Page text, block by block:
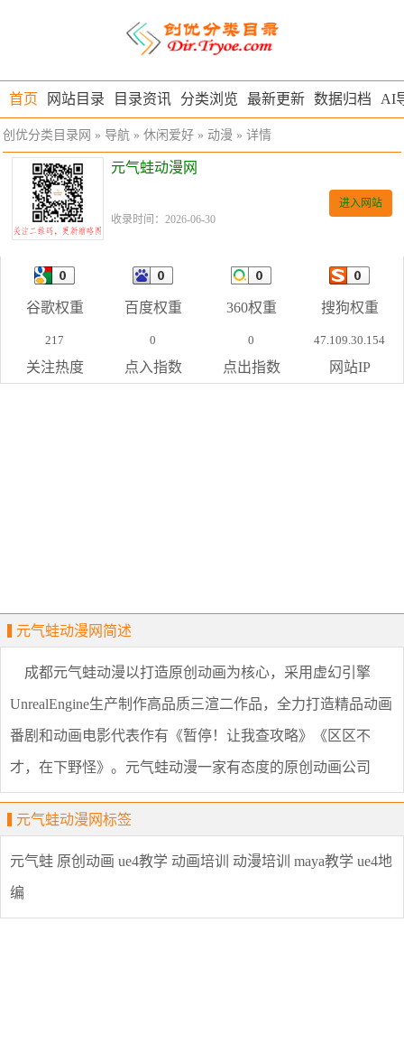
首页 网站目录 目录资讯 分类浏览 最新更新 数据归档 AI
创优分类目录网 » 导航 » 休闲爱好 » 动漫 » 详情
元气蛙动漫网
收录时间：2026-06-30
进入网站
谷歌权重 百度权重 360权重 搜狗权重
217
关注热度
0
点入指数
0
点出指数
47.109.30.154
网站IP
元气蛙动漫网简述
成都元气蛙动漫以打造原创动画为核心，采用虚幻引擎
UnrealEngine生产制作高品质三渲二作品，全力打造精品动画
番剧和动画电影代表作有《暂停！让我查攻略》《区区不
才，在下野怪》。元气蛙动漫一家有态度的原创动画公司
元气蛙动漫网标签
元气蛙 原创动画 ue4教学 动画培训 动漫培训 maya教学 ue4地
编